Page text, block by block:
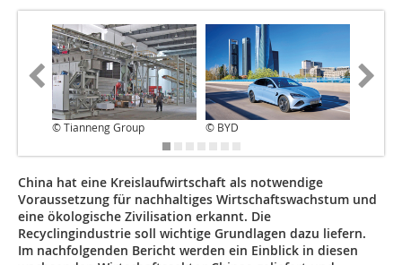
© Tianneng Group © BYD
China hat eine Kreislaufwirtschaft als notwendige
Voraussetzung für nachhaltiges Wirtschaftswachstum und
eine ökologische Zivilisation erkannt. Die
Recyclingindustrie soll wichtige Grundlagen dazu liefern.
Im nachfolgenden Bericht werden ein Einblick in diesen